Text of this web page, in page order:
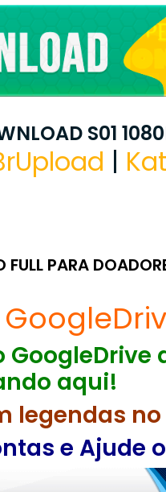
S01
|
FULL PARA
GoogleDrive
aqui!
legendas
e Ajude